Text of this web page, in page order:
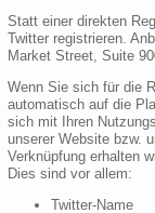
Statt einer direkten
Twitter registrieren.
Market Street, Suite
Wenn Sie sich für die
automatisch auf die
sich mit Ihren
unserer Website bzw.
Verknüpfung erhalten
Dies sind vor allem:
Twitter-Name